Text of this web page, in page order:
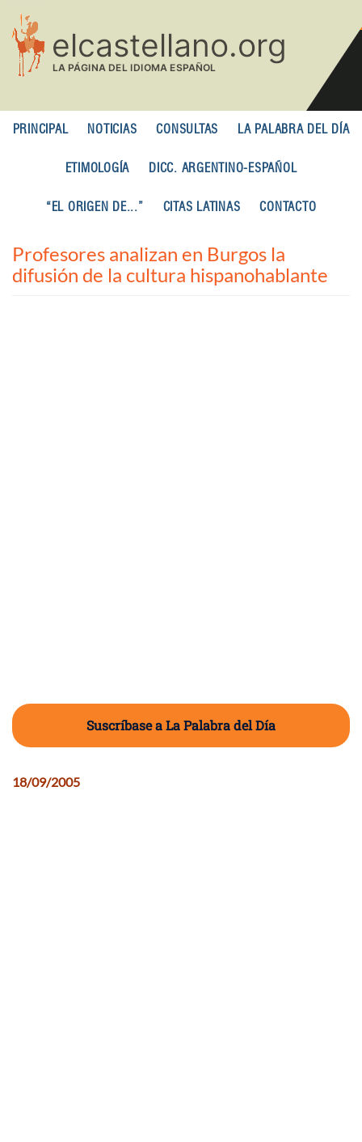
contenido
principal
PRINCIPAL NOTICIAS CONSULTAS LA PALABRA DEL DÍA
ETIMOLOGÍA DICC. ARGENTINO-ESPAÑOL
“EL ORIGEN DE...” CITAS LATINAS CONTACTO
Profesores analizan en Burgos la
difusión de la cultura hispanohablante
Suscríbase a La Palabra del Día
18/09/2005